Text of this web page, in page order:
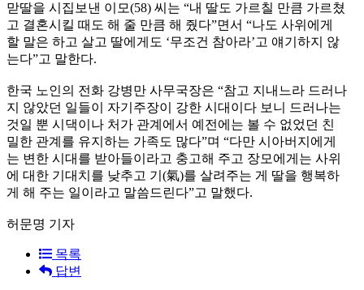
맏딸을 시집보낸 이모(58) 씨는 “내 딸도 가르칠 만큼 가르쳤
고 결혼시킬 때도 해 줄 만큼 해 줬다”면서 “나도 사위에게
할 말은 하고 살고 딸에게도 ‘무조건 참아라’고 얘기하지 않
는다”고 말한다.
한국 노인의 전화 강병만 사무국장은 “참고 지내느라 드러나
지 않았던 일들이 자기주장이 강한 시대이다 보니 드러나는
것일 뿐 시댁이나 처가 관계에서 예전에는 볼 수 없었던 친
밀한 관계를 유지하는 가족도 많다”며 “다만 시아버지에게
는 변한 시대를 받아들이라고 충고해 주고 장모에게는 사위
에 대한 기대치를 낮추고 기(氣)를 살려주는 게 딸을 행복하
게 해 주는 일이라고 말씀드린다”고 말했다.
허문명 기자
목록
답변